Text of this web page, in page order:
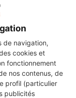
de navigation,
cookies et
fonctionnement
nos contenus, de
profil (particulier
publicités
?
quel professionnel
notre réseau de 5 000